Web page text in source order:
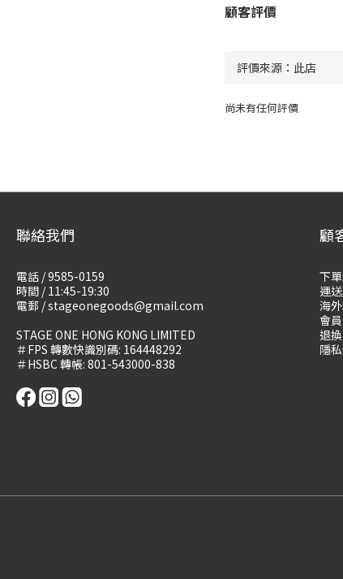
顧客評價
尚未有任何評價
聯絡我們
電話 / 9585-0159
時間 / 11:45-19:30
電郵 / stageonegoods@gmail.com
STAGE ONE HONG KONG LIMITED
＃FPS 轉數快識別碼: 164448292
＃HSBC 轉帳: 801-543000-838
顧
下
運
海
會
退
隱